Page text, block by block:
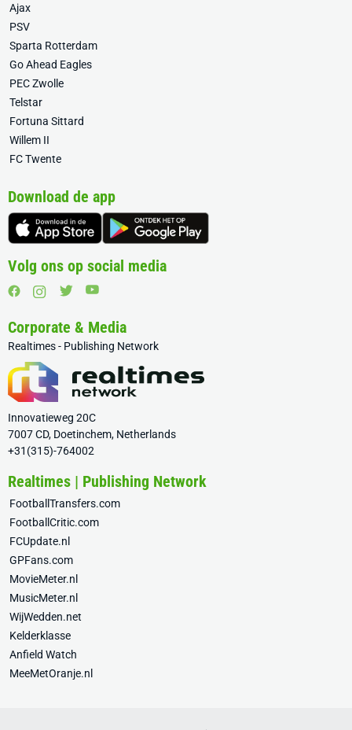
Ajax
PSV
Sparta Rotterdam
Go Ahead Eagles
PEC Zwolle
Telstar
Fortuna Sittard
Willem II
FC Twente
Download de app
Volg ons op social media
Corporate & Media
Realtimes - Publishing Network
Innovatieweg 20C
7007 CD, Doetinchem, Netherlands
+31(315)-764002
Realtimes | Publishing Network
FootballTransfers.com
FootballCritic.com
FCUpdate.nl
GPFans.com
MovieMeter.nl
MusicMeter.nl
WijWedden.net
Kelderklasse
Anfield Watch
MeeMetOranje.nl